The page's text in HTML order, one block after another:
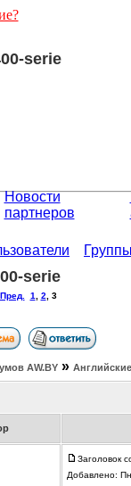
serie
Новости
партнеров
serie
Пред. 1 2 3
АW.BY »
Заголовок
Добавлено: